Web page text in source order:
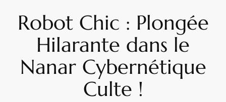
Robot Chic : Plongée
Hilarante dans le
Nanar Cybernétique
Culte !